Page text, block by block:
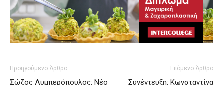
Προηγούμενο Άρθρο
Σώζος Λυμπερόπουλος: Νέο
Επόμενο Άρθρο
Συνέντευξη: Κωνσταντίνα